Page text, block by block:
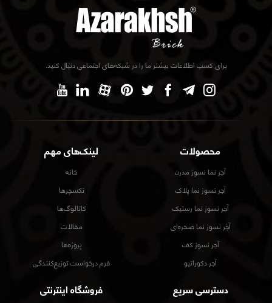
محصولات
آجر نما نسوز مدرن
آجر نسوز نما پلاک
آجر نسوز نما رستیک
آجر نسوز نما صخره‌ای
آجر نسوز کف
آجر دکوراتیو
لینک‌های مهم
خانه
تکسچرها
کاتالوگ‌ها
مقالات
پروژه‌ها
فرم درخواست توزیع‌کنندگی
برای کسب اطلاعات بیشتر ما را در شبکه‌های اجتماعی دنبال کنید.
دسترسی سریع فروشگاه اینترنتی